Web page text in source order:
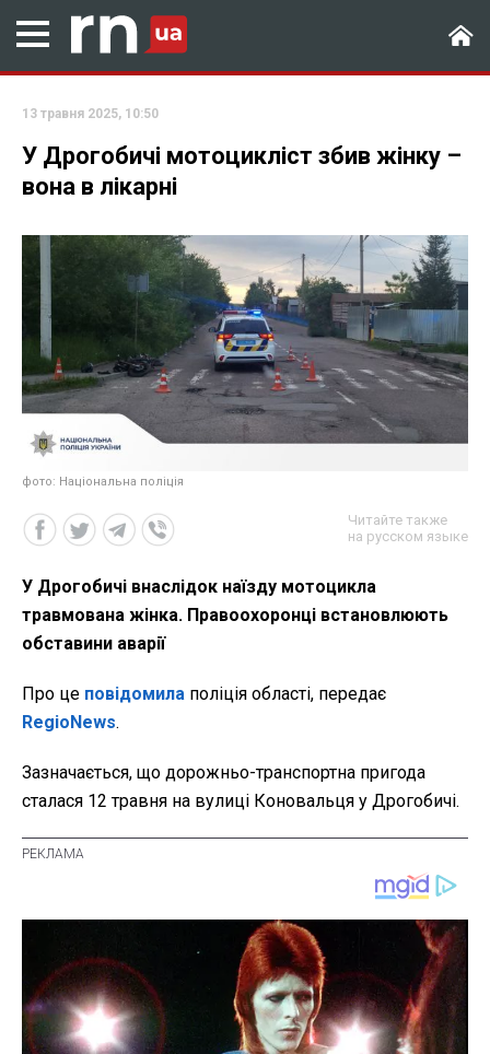
13 травня 2025, 10:50
У Дрогобичі мотоцикліст збив жінку –
вона в лікарні
фото: Національна поліція
Читайте также
на русском языке
У Дрогобичі внаслідок наїзду мотоцикла
травмована жінка. Правоохоронці встановлюють
обставини аварії
Про це повідомила поліція області, передає
RegioNews.
Зазначається, що дорожньо-транспортна пригода
сталася 12 травня на вулиці Коновальця у Дрогобичі.